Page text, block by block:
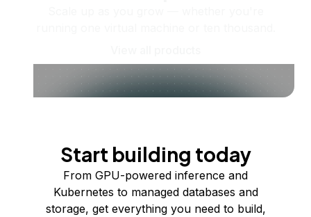
Start building today
From GPU-powered inference and
Kubernetes to managed databases and
storage, get everything you need to build,